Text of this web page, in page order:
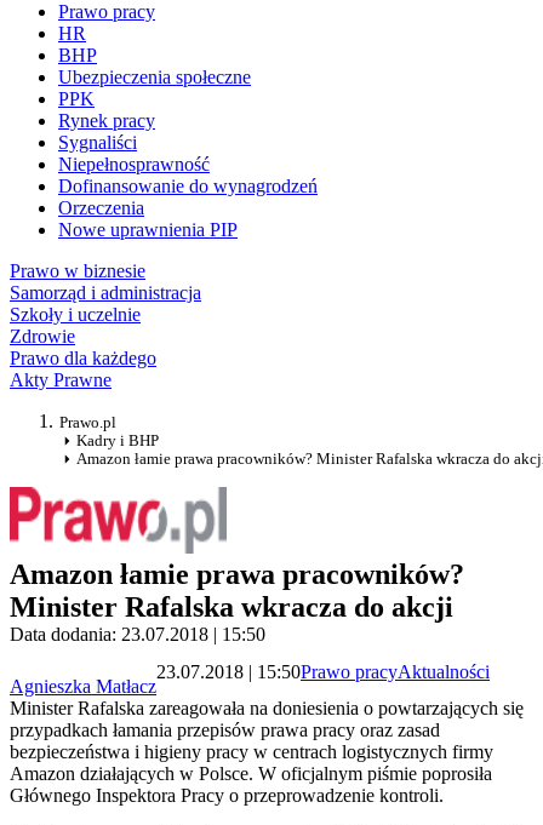
Prawo pracy
HR
BHP
Ubezpieczenia społeczne
PPK
Rynek pracy
Sygnaliści
Niepełnosprawność
Dofinansowanie do wynagrodzeń
Orzeczenia
Nowe uprawnienia PIP
Prawo w biznesie
Samorząd i administracja
Szkoły i uczelnie
Zdrowie
Prawo dla każdego
Akty Prawne
Prawo.pl
Kadry i BHP
Amazon łamie prawa pracowników? Minister Rafalska wkracza do
Amazon łamie prawa pracowników?
Minister Rafalska wkracza do akcji
Data dodania: 23.07.2018 | 15:50
Agnieszka Matłacz
23.07.2018 | 15:50Prawo pracyAktualności
Minister Rafalska zareagowała na doniesienia o powtarzających się
przypadkach łamania przepisów prawa pracy oraz zasad
bezpieczeństwa i higieny pracy w centrach logistycznych firmy
Amazon działających w Polsce. W oficjalnym piśmie poprosiła
Głównego Inspektora Pracy o przeprowadzenie kontroli.